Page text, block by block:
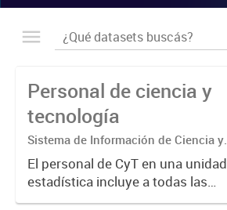
Personal de ciencia y
tecnología
Sistema de Información de Ciencia y
Tecnología Argentino (SICYTAR)
El personal de CyT en una unidad
estadística incluye a todas las
personas involucradas